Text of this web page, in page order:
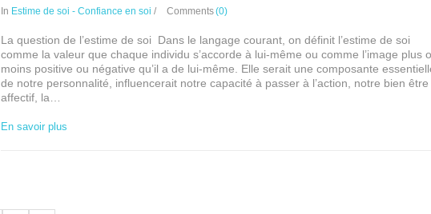
In Estime de soi - Confiance en soi / Comments(0)
La question de l’estime de soi Dans le langage courant, on définit l’estime de soi
comme la valeur que chaque individu s’accorde à lui-même ou comme l’image plus
moins positive ou négative qu’il a de lui-même. Elle serait une composante
de notre personnalité, influencerait notre capacité à passer à l’action, notre bien être
affectif, la…
En savoir plus